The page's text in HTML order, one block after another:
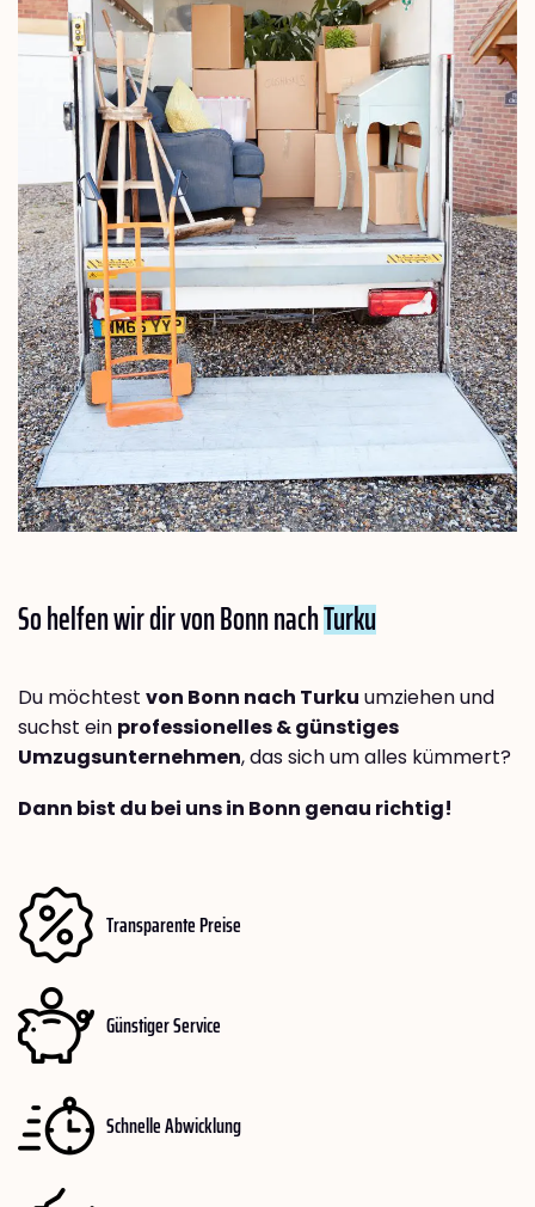
So helfen wir dir von Bonn nachTurku
Du möchtest von Bonn nach Turku umziehen und
suchst ein professionelles & günstiges
Umzugsunternehmen, das sich um alles kümmert?
Dann bist du bei uns in Bonn genau richtig!
Transparente Preise
Günstiger Service
Schnelle Abwicklung